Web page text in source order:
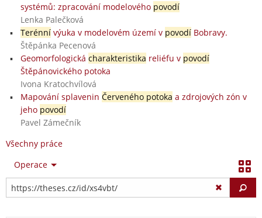
systémů: zpracování modelového povodí
Lenka Palečková
Terénnívýuka v modelovém území v povodíBobravy.
Štěpánka Pecenová
Geomorfologická charakteristika reliéfu v povodí
Štěpánovického potoka
Ivona Kratochvílová
Mapování splavenin Červeného potoka a zdrojových zón v
jeho povodí
Pavel Zámečník
Všechny práce
Operace